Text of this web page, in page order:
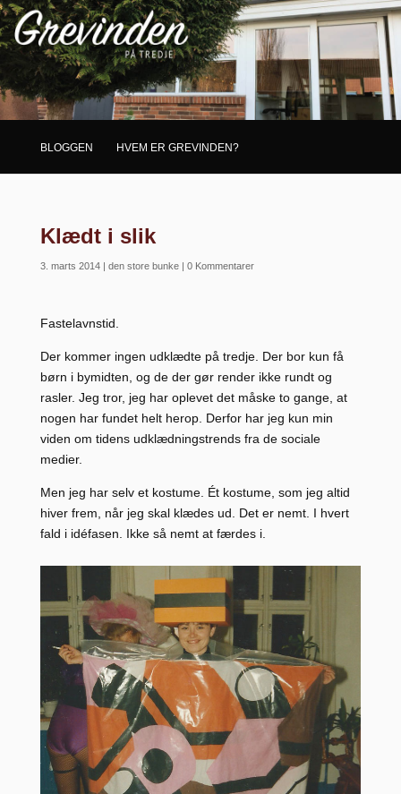
BLOGGEN HVEM ER GREVINDEN?
Klædt i slik
3. marts 2014| den store bunke| 0 Kommentarer
Fastelavnstid.
Der kommer ingen udklædte på tredje. Der bor kun få
børn i bymidten, og de der gør render ikke rundt og
rasler. Jeg tror, jeg har oplevet det måske to gange, at
nogen har fundet helt herop. Derfor har jeg kun min
viden om tidens udklædningstrends fra de sociale
medier.
Men jeg har selv et kostume. Ét kostume, som jeg altid
hiver frem, når jeg skal klædes ud. Det er nemt. I hvert
fald i idéfasen. Ikke så nemt at færdes i.